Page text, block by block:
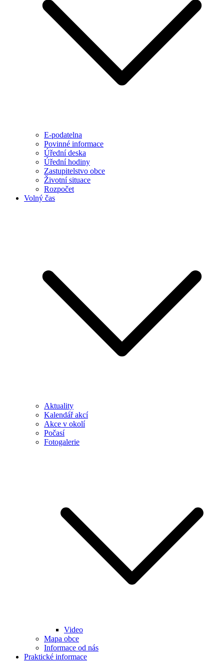
E-podatelna
Povinné informace
Úřední deska
Úřední hodiny
Zastupitelstvo obce
Životní situace
Rozpočet
Volný čas
Aktuality
Kalendář akcí
Akce v okolí
Počasí
Fotogalerie
Video
Mapa obce
Informace od nás
Praktické informace